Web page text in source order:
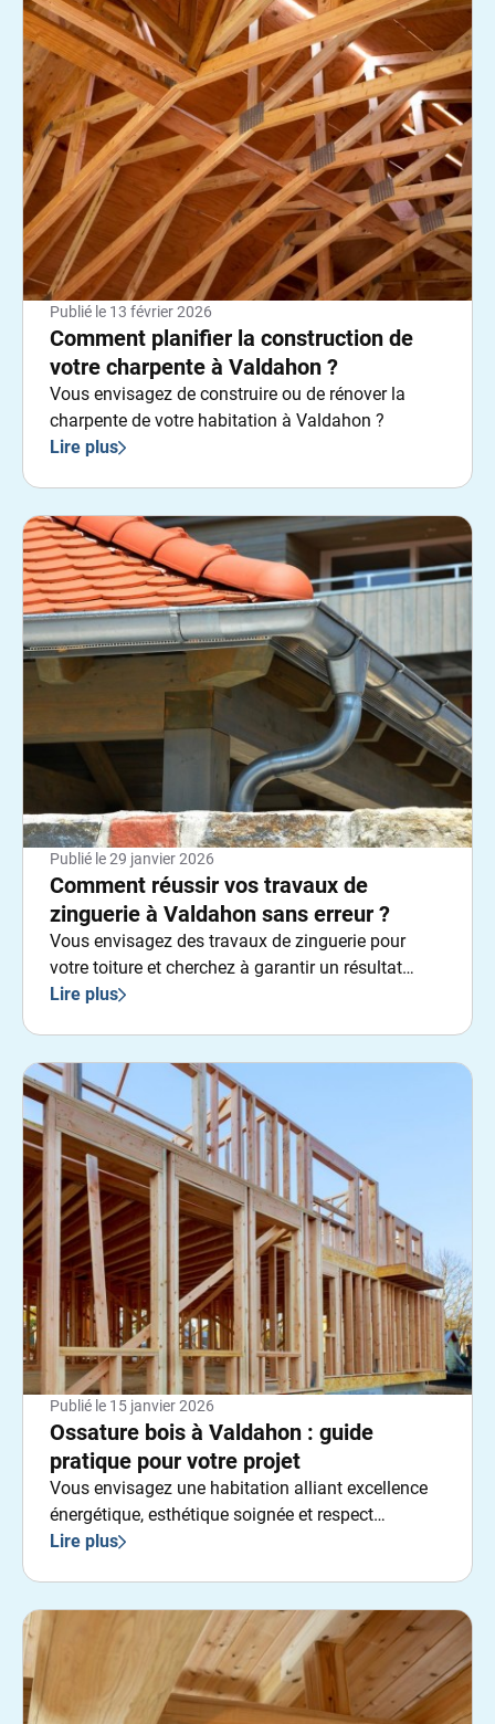
Publié le 13 février 2026
Comment planifier la construction de
votre charpente à Valdahon ?
Vous envisagez de construire ou de rénover la
charpente de votre habitation à Valdahon ?
Lire plus
Publié le29 janvier 2026
Comment réussir vos travaux de
zinguerie à Valdahon sans erreur ?
Vous envisagez des travaux de zinguerie pour
votre toiture et cherchez à garantir un résultat
durable ?
Lire plus
Publié le 15 janvier 2026
Ossature bois à Valdahon : guide
pratique pour votre projet
Vous envisagez une habitation alliant excellence
énergétique, esthétique soignée et respect
environnemental ?
Lire plus